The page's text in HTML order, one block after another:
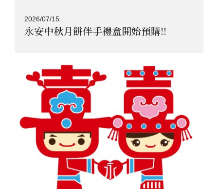
2026/07/15
永安中秋月餅伴手禮盒開始預購!!